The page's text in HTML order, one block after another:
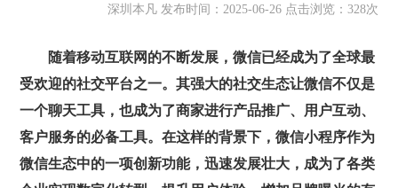
深圳本凡 发布时间：2025-06-26 点击浏览：328次
随着移动互联网的不断发展，微信已经成为了全球最
受欢迎的社交平台之一。其强大的社交生态让微信不仅是
一个聊天工具，也成为了商家进行产品推广、用户互动、
客户服务的必备工具。在这样的背景下，微信小程序作为
微信生态中的一项创新功能，迅速发展壮大，成为了各类